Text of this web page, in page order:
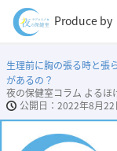
Produce by
生理前に胸の張る時と張
があるの？
夜の保健室コラム よるほ
2022年8月22